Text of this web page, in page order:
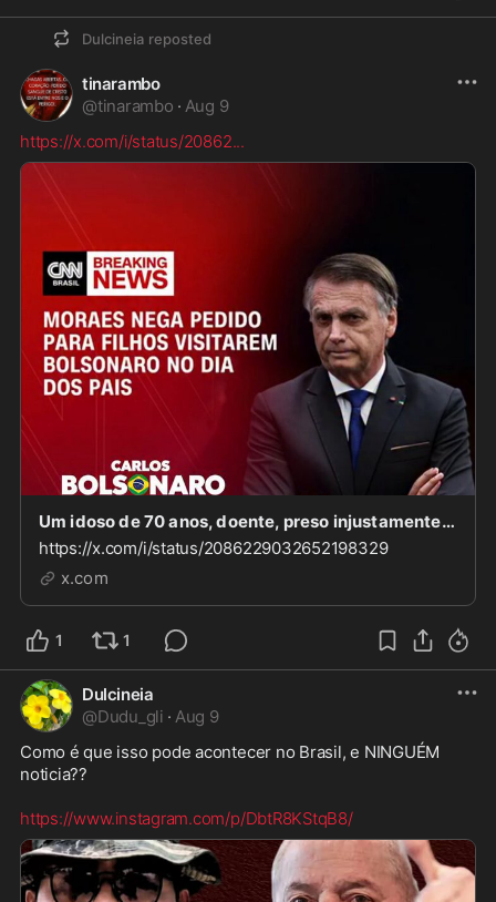
Dulcineia reposted
tinarambo
@tinarambo · Aug 9
https://x.com/i/status/20862...
Um idoso de 70 anos, doente, preso injustamente. Impedido de ver os filhos até no dia dos país.
https://x.com/i/status/2086229032652198329
x.com
1 1
Dulcineia
@Dudu_gli · Aug 9
Como é que isso pode acontecer no Brasil, e NINGUÉM
noticia??
https://www.instagram.com/p/DbtR8KStqB8/